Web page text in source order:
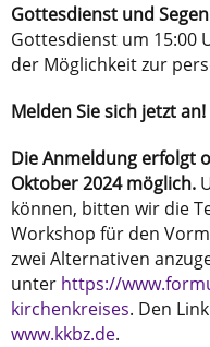
Gottesdienst und
Gottesdienst um 15:00
der Möglichkeit zur
Melden Sie sich jetzt an!
Die Anmeldung erfolgt
Oktober 2024 möglich.
können, bitten wir die
Workshop für den
zwei Alternativen
unter https://
kirchenkreises. Den
www.kkbz.de.